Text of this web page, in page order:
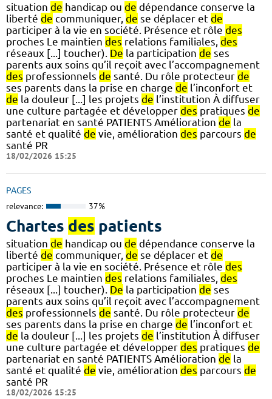
situation de handicap ou de dépendance conserve la
liberté de communiquer, de se déplacer et de
participer à la vie en société. Présence et rôle des
proches Le maintien des relations familiales, des
réseaux [...] toucher). De la participation de ses
parents aux soins qu’il reçoit avec l’accompagnement
des professionnels de santé. Du rôle protecteur de
ses parents dans la prise en charge de l’inconfort et
de la douleur [...] les projets de l’institution À diffuser
une culture partagée et développer des pratiques de
partenariat en santé PATIENTS Amélioration de la
santé et qualité de vie, amélioration des parcours de
santé PR
18/02/2026 15:25
PAGES
relevance: 37%
Chartes des patients
situation de handicap ou de dépendance conserve la
liberté de communiquer, de se déplacer et de
participer à la vie en société. Présence et rôle des
proches Le maintien des relations familiales, des
réseaux [...] toucher). De la participation de ses
parents aux soins qu’il reçoit avec l’accompagnement
des professionnels de santé. Du rôle protecteur de
ses parents dans la prise en charge de l’inconfort et
de la douleur [...] les projets de l’institution À diffuser
une culture partagée et développer des pratiques de
partenariat en santé PATIENTS Amélioration de la
santé et qualité de vie, amélioration des parcours de
santé PR
18/02/2026 15:25